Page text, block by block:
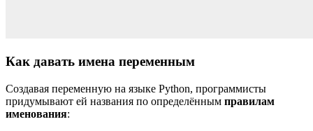
Как давать имена переменным
Создавая переменную на языке Python, программисты
придумывают ей названия по определённым правилам
именования: